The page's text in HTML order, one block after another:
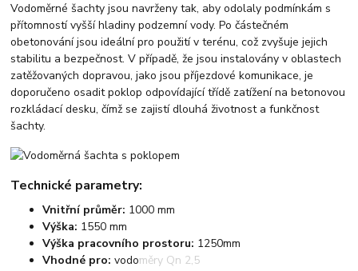
Vodoměrné šachty jsou navrženy tak, aby odolaly podmínkám s
přítomností vyšší hladiny podzemní vody. Po částečném
obetonování jsou ideální pro použití v terénu, což zvyšuje jejich
stabilitu a bezpečnost. V případě, že jsou instalovány v oblastech
zatěžovaných dopravou, jako jsou příjezdové komunikace, je
doporučeno osadit poklop odpovídající třídě zatížení na betonovou
rozkládací desku, čímž se zajistí dlouhá životnost a funkčnost
šachty.
Technické parametry:
Vnitřní průměr: 1000 mm
Výška: 1550 mm
Výška pracovního prostoru: 1250mm
Vhodné pro: vodoměry Qn 2,5